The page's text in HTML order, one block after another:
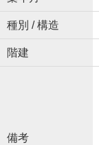
種別 / 構造
階建
備考